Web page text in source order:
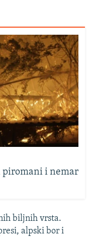
piromani i nemar
biljnih vrsta.
alpski bor i